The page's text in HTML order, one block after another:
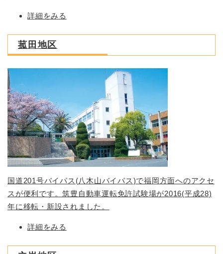
詳細をみる
菰田地区
国道201号バイパス(八木山バイパス)で福岡方面へのアクセ
スが便利です。筑豊自動車運転免許試験場が2016(平成28)
年に移転・新設されました。
詳細をみる